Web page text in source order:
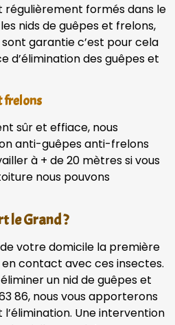
régulièrement formés dans le
nids de guêpes et frelons,
garantie c’est pour cela
d’élimination des guêpes et
frelons
sûr et effiace, nous
anti-guêpes anti-frelons
à + de 20 mètres si vous
nous pouvons
le Grand ?
votre domicile la première
contact avec ces insectes.
un nid de guêpes et
86, nous vous apporterons
Une intervention